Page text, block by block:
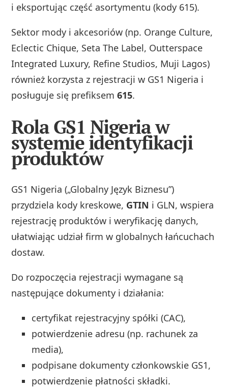
i eksportując część asortymentu (kody 615).
Sektor mody i akcesoriów (np. Orange Culture,
Eclectic Chique, Seta The Label, Outterspace
Integrated Luxury, Refine Studios, Muji Lagos)
również korzysta z rejestracji w GS1 Nigeria i
posługuje się prefiksem615.
Rola GS1 Nigeria w
systemie identyfikacji
produktów
GS1 Nigeria („Globalny Język Biznesu”)
przydziela kody kreskowe, GTIN i GLN, wspiera
rejestrację produktów i weryfikację danych,
ułatwiając udział firm w globalnych łańcuchach
dostaw.
Do rozpoczęcia rejestracji wymagane są
następujące dokumenty i działania:
certyfikat rejestracyjny spółki (CAC),
potwierdzenie adresu (np. rachunek za
media),
podpisane dokumenty członkowskie GS1,
potwierdzenie płatności składki.